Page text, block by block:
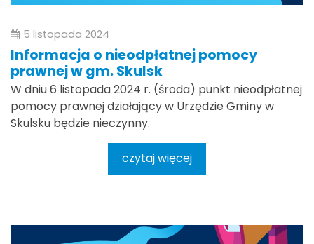
5 listopada 2024
Informacja o nieodpłatnej pomocy
prawnej w gm. Skulsk
W dniu 6 listopada 2024 r. (środa) punkt nieodpłatnej
pomocy prawnej działający w Urzędzie Gminy w
Skulsku będzie nieczynny.
czytaj więcej